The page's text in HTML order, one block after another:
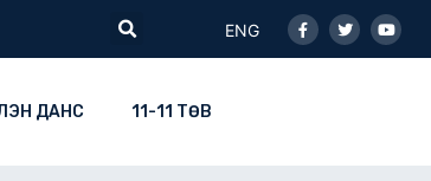
Search
ENG
f
ДАНС 11-11 ТӨВ